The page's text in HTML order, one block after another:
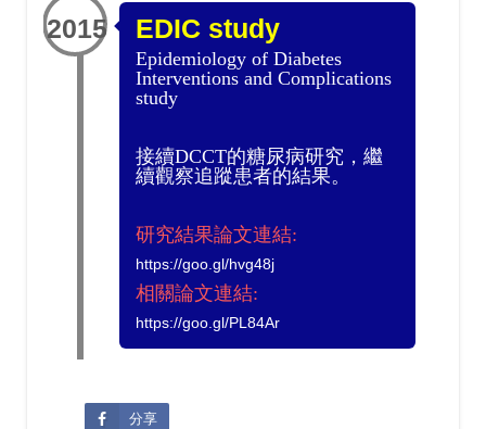
2015 EDIC study
Epidemiology of Diabetes
Interventions and Complications
study
接續DCCT的糖尿病研究，繼
續觀察追蹤患者的結果。
研究結果論文連結:
https://goo.gl/hvg48j
相關論文連結:
https://goo.gl/PL84Ar
分享